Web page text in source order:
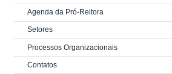
Agenda da Pró-Reitora
Setores
Processos Organizacionais
Contatos